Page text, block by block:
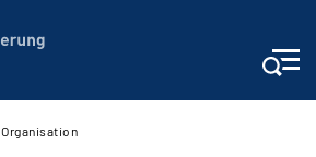
Organisation